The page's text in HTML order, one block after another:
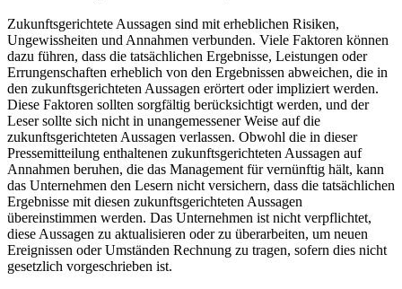
Zukunftsgerichtete Aussagen sind mit erheblichen Risiken,
Ungewissheiten und Annahmen verbunden. Viele Faktoren können
dazu führen, dass die tatsächlichen Ergebnisse, Leistungen oder
Errungenschaften erheblich von den Ergebnissen abweichen, die in
den zukunftsgerichteten Aussagen erörtert oder impliziert werden.
Diese Faktoren sollten sorgfältig berücksichtigt werden, und der
Leser sollte sich nicht in unangemessener Weise auf die
zukunftsgerichteten Aussagen verlassen. Obwohl die in dieser
Pressemitteilung enthaltenen zukunftsgerichteten Aussagen auf
Annahmen beruhen, die das Management für vernünftig hält, kann
das Unternehmen den Lesern nicht versichern, dass die tatsächlichen
Ergebnisse mit diesen zukunftsgerichteten Aussagen
übereinstimmen werden. Das Unternehmen ist nicht verpflichtet,
diese Aussagen zu aktualisieren oder zu überarbeiten, um neuen
Ereignissen oder Umständen Rechnung zu tragen, sofern dies nicht
gesetzlich vorgeschrieben ist.